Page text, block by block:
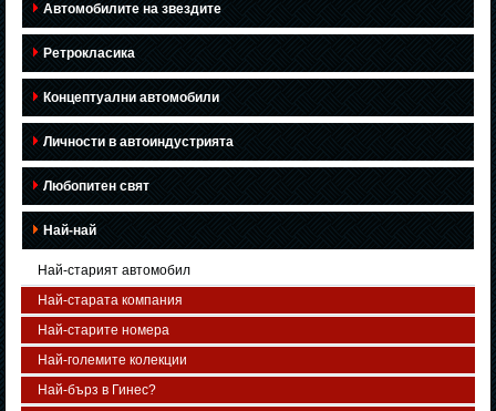
Автомобилите на звездите
Ретрокласика
Концептуални автомобили
Личности в автоиндустрията
Любопитен свят
Най-най
Най-старият автомобил
Най-старата компания
Най-старите номера
Най-големите колекции
Най-бърз в Гинес?